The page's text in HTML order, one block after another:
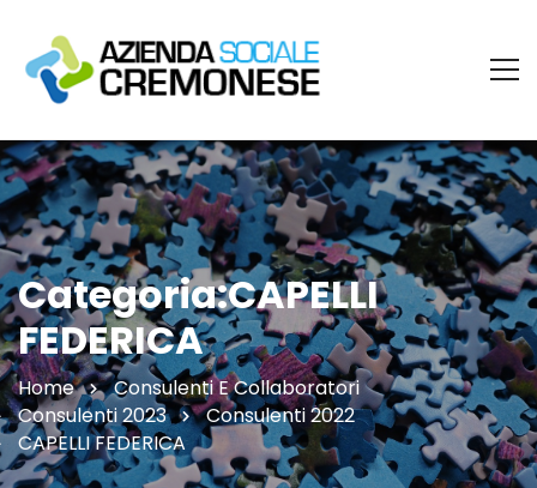
Categoria:CAPELLI
FEDERICA
Home
Consulenti E Collaboratori
Consulenti 2023
Consulenti 2022
CAPELLI FEDERICA